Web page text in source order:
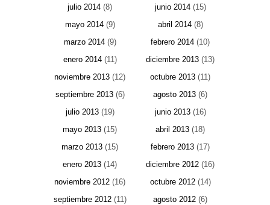
julio 2014 (8) junio 2014(15)
mayo 2014(9) abril 2014(8)
marzo 2014(9) febrero 2014 (10)
enero 2014(11) diciembre 2013 (13)
noviembre 2013 (12) octubre 2013 (11)
septiembre 2013(6) agosto 2013 (6)
julio 2013(19) junio 2013(16)
mayo 2013 (15) abril 2013 (18)
marzo 2013 (15) febrero 2013 (17)
enero 2013 (14) diciembre 2012 (16)
noviembre 2012 (16) octubre 2012(14)
septiembre 2012(11) agosto 2012 (6)